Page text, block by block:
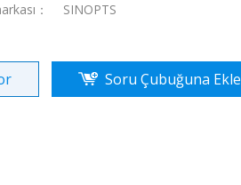
：
SINOPTS
Soru Çubuğuna Ekle